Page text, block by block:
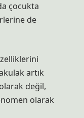
çocukta
de
artık
değil,
olarak